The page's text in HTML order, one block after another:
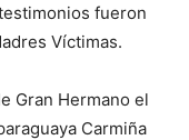
fueron
Víctimas.
Gran Hermano el
Carmiña